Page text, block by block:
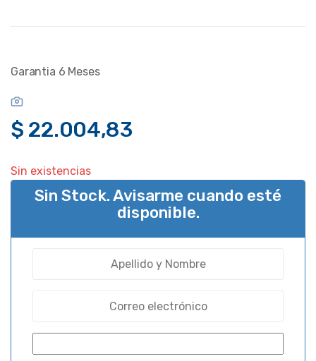
Garantia 6 Meses
$ 22.004,83
Sin existencias
Sin Stock. Avisarme cuando esté
disponible.